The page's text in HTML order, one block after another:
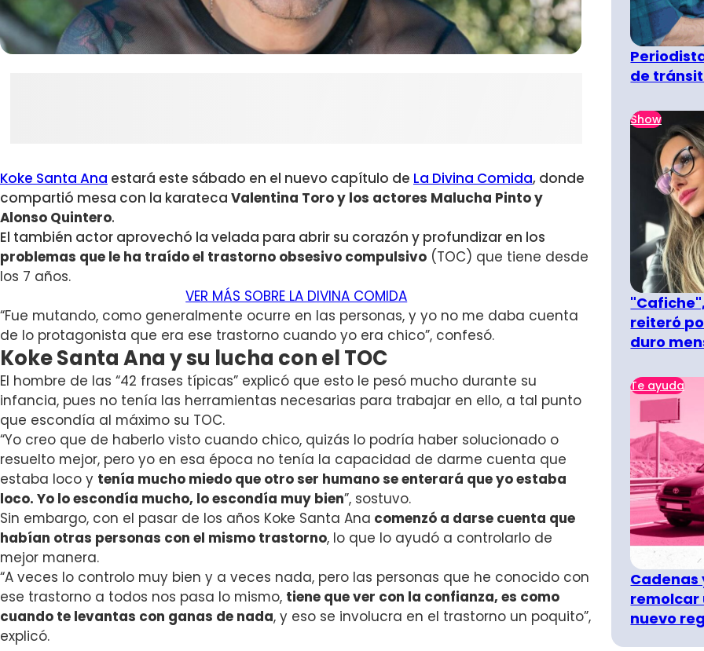
Koke Santa Ana estará este sábado en el nuevo capítulo de La Divina Comida, donde
compartió mesa con la karateca Valentina Toro y los actores Malucha Pinto y
Alonso Quintero.
El también actor aprovechó la velada para abrir su corazón y profundizar en los
problemas que le ha traído el trastorno obsesivo compulsivo (TOC) que tiene desde
los 7 años.
VER MÁS SOBRE LA DIVINA COMIDA
“Fue mutando, como generalmente ocurre en las personas, y yo no me daba cuenta
de lo protagonista que era ese trastorno cuando yo era chico”, confesó.
Koke Santa Ana y su lucha con el TOC
El hombre de las “42 frases típicas” explicó que esto le pesó mucho durante su
infancia, pues no tenía las herramientas necesarias para trabajar en ello, a tal punto
que escondía al máximo su TOC.
“Yo creo que de haberlo visto cuando chico, quizás lo podría haber solucionado o
resuelto mejor, pero yo en esa época no tenía la capacidad de darme cuenta que
estaba loco y tenía mucho miedo que otro ser humano se enterará que yo estaba
loco. Yo lo escondía mucho, lo escondía muy bien”, sostuvo.
Sin embargo, con el pasar de los años Koke Santa Ana comenzó a darse cuenta que
habían otras personas con el mismo trastorno, lo que lo ayudó a controlarlo de
mejor manera.
“A veces lo controlo muy bien y a veces nada, pero las personas que he conocido con
ese trastorno a todos nos pasa lo mismo, tiene que ver con la confianza, es como
cuando te levantas con ganas de nada, y eso se involucra en el trastorno un poquito”,
explicó.
de
Show
reiteró
duro
Te ayuda
Cadenas
remolcar
nuevo